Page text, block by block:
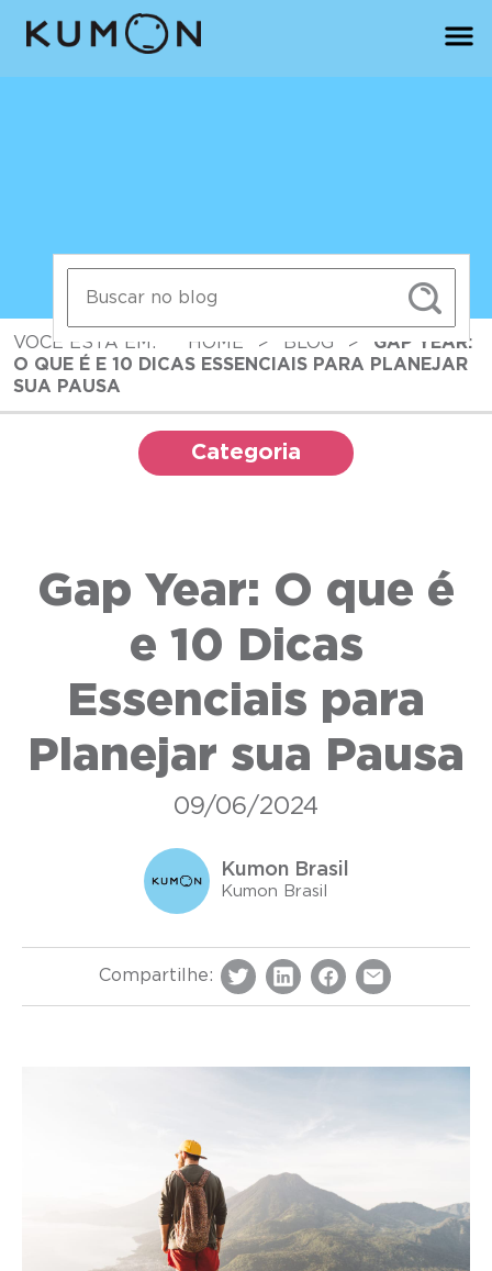
VOCÊ ESTÁ EM: HOME > BLOG >
GAP YEAR:
O QUE É E 10 DICAS ESSENCIAIS PARA PLANEJAR
SUA PAUSA
Categoria
Gap Year: O que é
e 10 Dicas
Essenciais para
Planejar sua Pausa
09/06/2024
Kumon Brasil
Kumon Brasil
Compartilhe: